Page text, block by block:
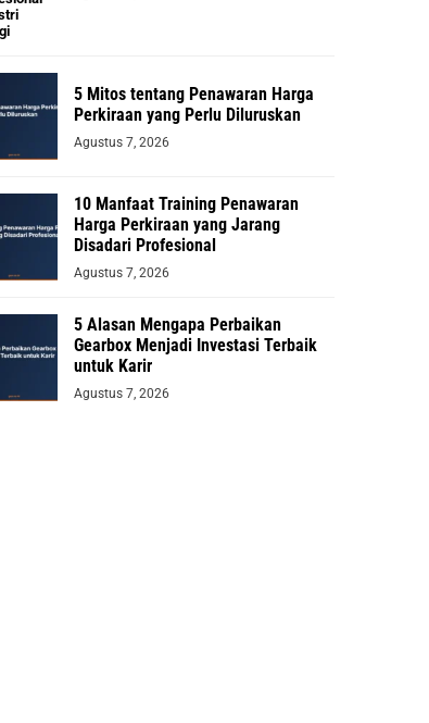
5 Mitos tentang Penawaran Harga
Perkiraan yang Perlu Diluruskan
Agustus 7, 2026
10 Manfaat Training Penawaran
Harga Perkiraan yang Jarang
Disadari Profesional
Agustus 7, 2026
5 Alasan Mengapa Perbaikan
Gearbox Menjadi Investasi Terbaik
untuk Karir
Agustus 7, 2026